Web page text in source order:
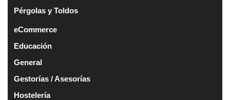
Pérgolas y Toldos
eCommerce
Educación
General
Gestorías / Asesorías
Hostelería